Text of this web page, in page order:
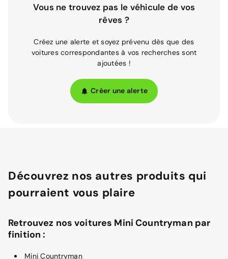
Vous ne trouvez pas le véhicule de vos
rêves ?
Créez une alerte et soyez prévenu dès que des
voitures correspondantes à vos recherches sont
ajoutées !
Créer une alerte
Découvrez nos autres produits qui
pourraient vous plaire
Retrouvez nos voitures Mini Countryman par
finition :
Mini Countryman